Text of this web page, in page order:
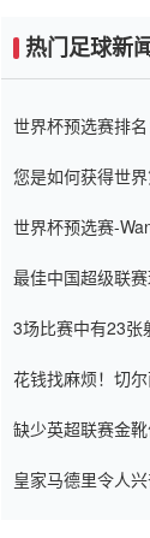
热门足球新
世界杯预选赛排
您是如何获得世
世界杯预选赛-
最佳中国超级联
3场比赛中有23张
花钱找麻烦！切
缺少英超联赛金
皇家马德里令人